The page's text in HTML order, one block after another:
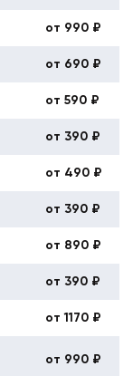
от 990 ₽
от 690 ₽
от 590 ₽
от 390 ₽
от 490 ₽
от 390 ₽
от 890 ₽
от 390 ₽
от 1170 ₽
от 990 ₽